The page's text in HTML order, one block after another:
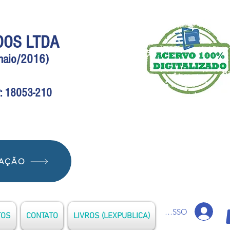
LTDA
2016)
18053-210
CONTATO LIVROS (LEXPUBLICA) ACESSO